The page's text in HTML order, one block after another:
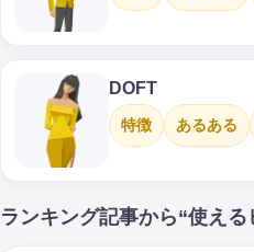
DOFT
特徴 あるある
ランキング記事から“使える